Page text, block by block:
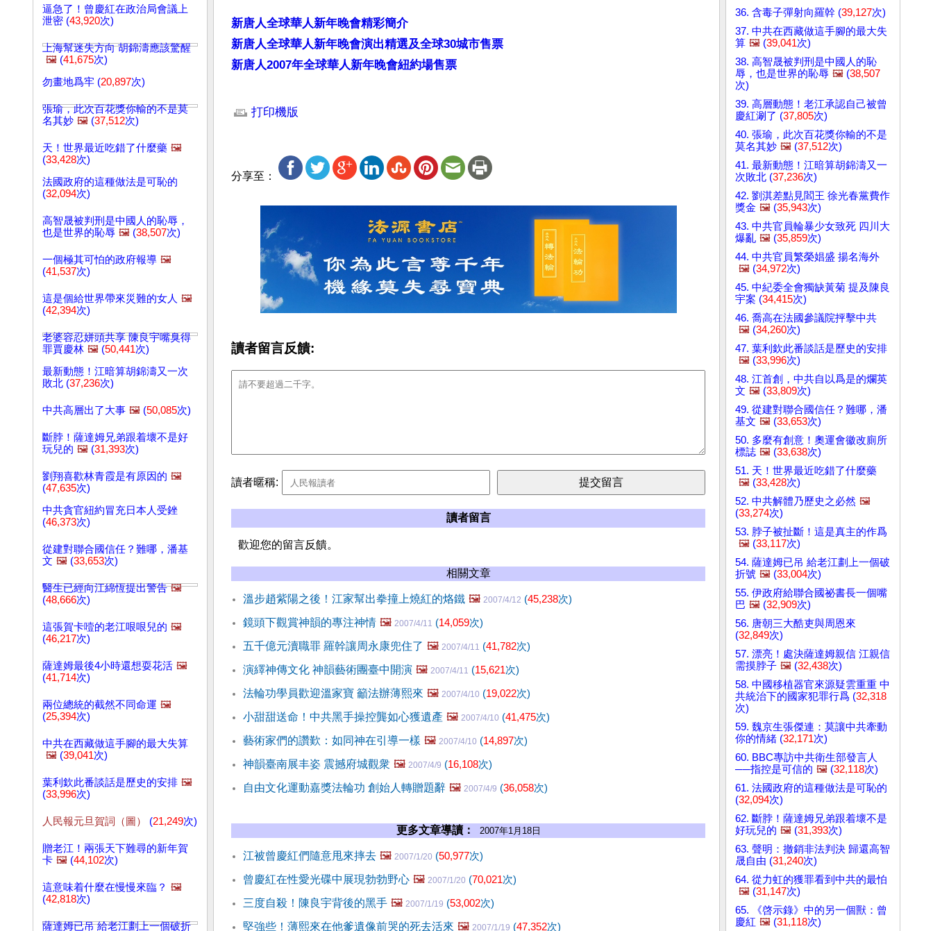
逼急了！曾慶紅在政治局會議上
泄密 (43,920次)
上海幫迷失方向 胡錦濤應該驚醒
🖼️ (41,675次)
勿畫地爲牢 (20,897次)
張瑜，此次百花獎你輸的不是莫
名其妙 🖼️ (37,512次)
天！世界最近吃錯了什麼藥 🖼️
(33,428次)
法國政府的這種做法是可恥的
(32,094次)
高智晟被判刑是中國人的恥辱，
也是世界的恥辱 🖼️ (38,507次)
一個極其可怕的政府報導 🖼️
(41,537次)
這是個給世界帶來災難的女人 🖼️
(42,394次)
老婆容忍姘頭共享 陳良宇嘴臭得
罪賈慶林 🖼️ (50,441次)
最新動態！江暗算胡錦濤又一次
敗北 (37,236次)
中共高層出了大事 🖼️ (50,085次)
斷脖！薩達姆兄弟跟着壞不是好
玩兒的 🖼️ (31,393次)
劉翔喜歡林青霞是有原因的 🖼️
(47,635次)
中共貪官紐約冒充日本人受銼
(46,373次)
從建對聯合國信任？難哪，潘基
文 🖼️ (33,653次)
醫生已經向江綿恆提出警告 🖼️
(48,666次)
這張賀卡噎的老江哏哏兒的 🖼️
(46,217次)
薩達姆最後4小時還想耍花活 🖼️
(41,714次)
兩位總統的截然不同命運 🖼️
(25,394次)
中共在西藏做這手腳的最大失算
🖼️ (39,041次)
葉利欽此番談話是歷史的安排 🖼️
(33,996次)
人民報元旦賀詞（圖） (21,249次)
贈老江！兩張天下難尋的新年賀
卡 🖼️ (44,102次)
這意味着什麼在慢慢來臨？ 🖼️
(42,818次)
薩達姆已吊 給老江劃上一個破折
新唐人全球華人新年晚會精彩簡介
新唐人全球華人新年晚會演出精選及全球30城市售票
新唐人2007年全球華人新年晚會紐約場售票
打印機版
分享至：
讀者留言反饋:
讀者暱稱:
讀者留言
歡迎您的留言反饋。
相關文章
溫步趙紫陽之後！江家幫出拳撞上燒紅的烙鐵 🖼️ 2007/4/12 (45,238次)
鏡頭下觀賞神韻的專注神情 🖼️ 2007/4/11 (14,059次)
五千億元瀆職罪 羅幹讓周永康兜住了 🖼️ 2007/4/11 (41,782次)
演繹神傳文化 神韻藝術團臺中開演 🖼️ 2007/4/11 (15,621次)
法輪功學員歡迎溫家寶 籲法辦薄熙來 🖼️ 2007/4/10 (19,022次)
小甜甜送命！中共黑手操控龔如心獲遺產 🖼️ 2007/4/10 (41,475次)
藝術家們的讚歎：如同神在引導一樣 🖼️ 2007/4/10 (14,897次)
神韻臺南展丰姿 震撼府城觀衆 🖼️ 2007/4/9 (16,108次)
自由文化運動嘉獎法輪功 創始人轉贈題辭 🖼️ 2007/4/9 (36,058次)
更多文章導讀： 2007年1月18日
江被曾慶紅們隨意甩來摔去 🖼️ 2007/1/20 (50,977次)
曾慶紅在性愛光碟中展現勃勃野心 🖼️ 2007/1/20 (70,021次)
三度自殺！陳良宇背後的黑手 🖼️ 2007/1/19 (53,002次)
堅強些！薄熙來在他爹遺像前哭的死去活來 🖼️ 2007/1/19 (47,352次)
36. 含毒子彈射向羅幹 (39,127次)
37. 中共在西藏做這手腳的最大失
算 🖼️ (39,041次)
38. 高智晟被判刑是中國人的恥
辱，也是世界的恥辱 🖼️ (38,507
次)
39. 高層動態！老江承認自己被曾
慶紅涮了 (37,805次)
40. 張瑜，此次百花獎你輸的不是
莫名其妙 🖼️ (37,512次)
41. 最新動態！江暗算胡錦濤又一
次敗北 (37,236次)
42. 劉淇差點見閻王 徐光春黨費作
獎金 🖼️ (35,943次)
43. 中共官員輪暴少女致死 四川大
爆亂 🖼️ (35,859次)
44. 中共官員繁榮娼盛 揚名海外
🖼️ (34,972次)
45. 中紀委全會獨缺黃菊 提及陳良
宇案 (34,415次)
46. 喬高在法國參議院抨擊中共
🖼️ (34,260次)
47. 葉利欽此番談話是歷史的安排
🖼️ (33,996次)
48. 江首創，中共自以爲是的爛英
文 🖼️ (33,809次)
49. 從建對聯合國信任？難哪，潘
基文 🖼️ (33,653次)
50. 多麼有創意！奧運會徽改廁所
標誌 🖼️ (33,638次)
51. 天！世界最近吃錯了什麼藥
🖼️ (33,428次)
52. 中共解體乃歷史之必然 🖼️
(33,274次)
53. 脖子被扯斷！這是真主的作爲
🖼️ (33,117次)
54. 薩達姆已吊 給老江劃上一個破
折號 🖼️ (33,004次)
55. 伊政府給聯合國祕書長一個嘴
巴 🖼️ (32,909次)
56. 唐朝三大酷吏與周恩來
(32,849次)
57. 漂亮！處決薩達姆親信 江親信
需摸脖子 🖼️ (32,438次)
58. 中國移植器官來源疑雲重重 中
共統治下的國家犯罪行爲 (32,318
次)
59. 魏京生張傑連：莫讓中共牽動
你的情緒 (32,171次)
60. BBC專訪中共衛生部發言人
──指控是可信的 🖼️ (32,118次)
61. 法國政府的這種做法是可恥的
(32,094次)
62. 斷脖！薩達姆兄弟跟着壞不是
好玩兒的 🖼️ (31,393次)
63. 聲明：撤銷非法判決 歸還高智
晟自由 (31,240次)
64. 從力虹的獲罪看到中共的最怕
🖼️ (31,147次)
65. 《啓示錄》中的另一個獸：曾
慶紅 🖼️ (31,118次)